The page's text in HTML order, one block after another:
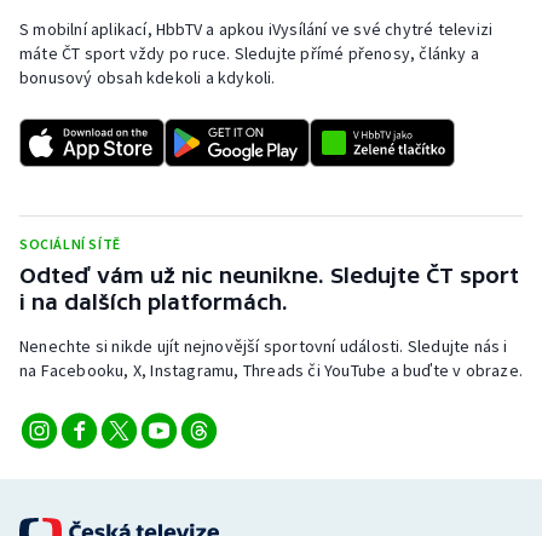
Rychlobruslení
Short track
Sportovní střelba
Stolní tenis
Vodní slalom
S mobilní aplikací, HbbTV a apkou iVysílání ve své chytré televizi
máte ČT sport vždy po ruce. Sledujte přímé přenosy, články a
bonusový obsah kdekoli a kdykoli.
SOCIÁLNÍ SÍTĚ
Odteď vám už nic neunikne. Sledujte ČT sport
i na dalších platformách.
Nenechte si nikde ujít nejnovější sportovní události. Sledujte nás i
na Facebooku, X, Instagramu, Threads či YouTube a buďte v obraze.